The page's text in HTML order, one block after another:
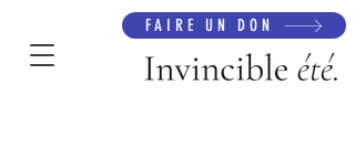
FAIRE UN DON